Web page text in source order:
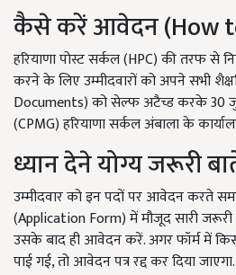
कैसे करें आवेदन (How
हरियाणा पोस्ट सर्कल (HPC) की तरफ से
करने के लिए उम्मीदवारों को अपने सभी
Documents) को सेल्फ अटैच्ड करके 30
(CPMG) हरियाणा सर्कल अंबाला के
ध्यान देने योग्य जरूरी
उम्मीदवार को इन पदों पर आवेदन करते
(Application Form) में मौजूद सारी
उसके बाद ही आवेदन करें. अगर फॉर्म में
पाई गई, तो आवेदन पत्र रद्द कर दिया जाएगा.